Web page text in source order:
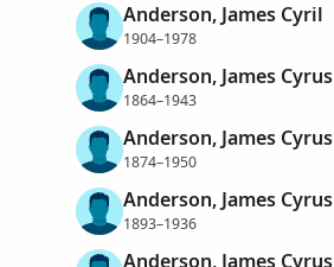
Anderson, James Cyril
1904–1978
Anderson, James Cyrus
1864–1943
Anderson, James Cyrus
1874–1950
Anderson, James Cyrus
1893–1936
Anderson, James Cyrus